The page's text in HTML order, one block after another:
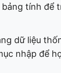
bảng tính để
dữ liệu
nhập để